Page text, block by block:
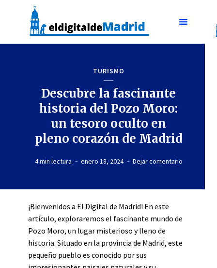
TURISMO
Descubre la fascinante
historia del Pozo Moro:
un tesoro oculto en
pleno corazón de Madrid
4 min lectura enero 18, 2024 Dejar comentario
¡Bienvenidos a El Digital de Madrid! En este
artículo, exploraremos el fascinante mundo de
Pozo Moro, un lugar misterioso y lleno de
historia. Situado en la provincia de Madrid, este
pequeño pueblo es conocido por sus